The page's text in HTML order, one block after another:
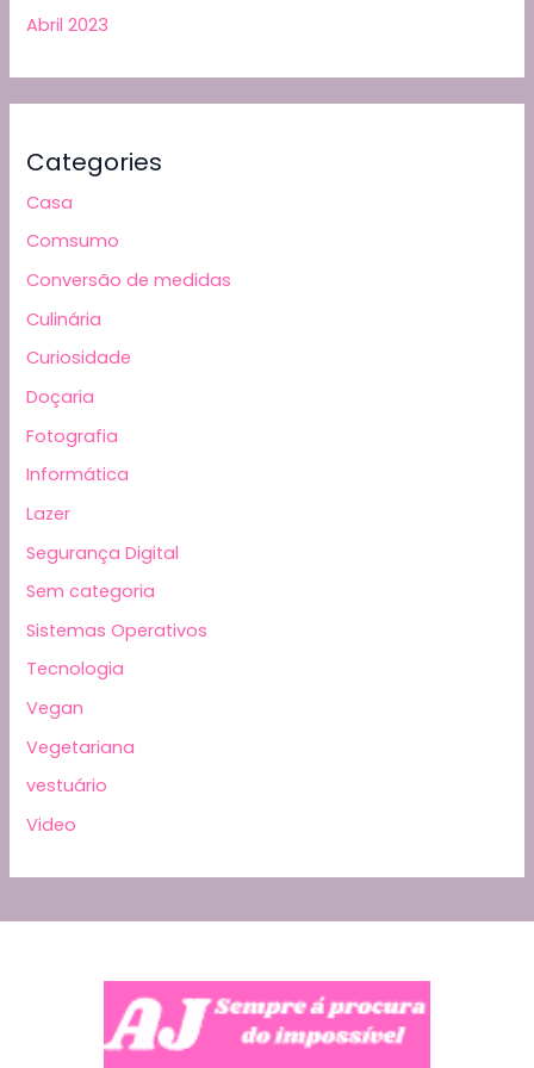
Abril 2023
Categories
Casa
Comsumo
Conversão de medidas
Culinária
Curiosidade
Doçaria
Fotografia
Informática
Lazer
Segurança Digital
Sem categoria
Sistemas Operativos
Tecnologia
Vegan
Vegetariana
vestuário
Video